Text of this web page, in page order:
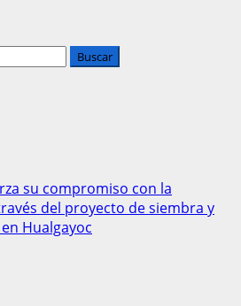
su compromiso con la
del proyecto de siembra y
Hualgayoc